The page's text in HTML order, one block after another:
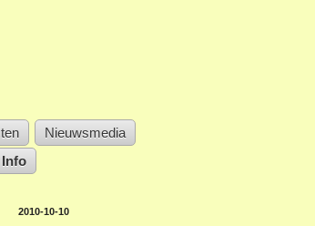
Nieuwsmedia
Info
2010-10-10